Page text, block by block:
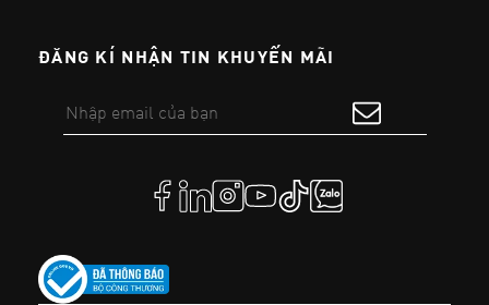
ĐĂNG KÍ NHẬN TIN KHUYẾN MÃI